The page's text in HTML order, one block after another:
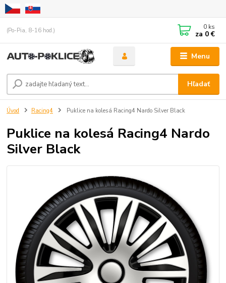
Menu
Hľadať
(Po-Pia, 8-16 hod.) 0 ks
za 0 €
Úvod Racing4 Puklice na kolesá Racing4 Nardo Silver Black
Puklice na kolesá Racing4 Nardo
Silver Black